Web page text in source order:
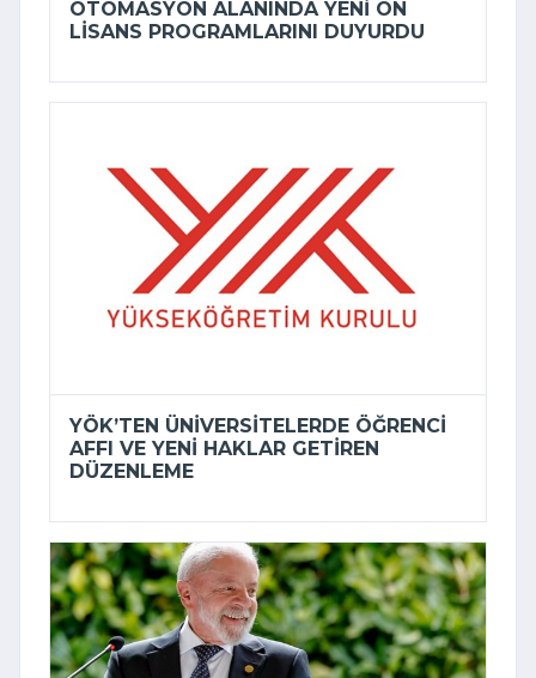
OTOMASYON ALANINDA YENI ÖN
LISANS PROGRAMLARINI DUYURDU
YÖK’TEN ÜNIVERSITELERDE ÖĞRENCI
AFFI VE YENI HAKLAR GETIREN
DÜZENLEME